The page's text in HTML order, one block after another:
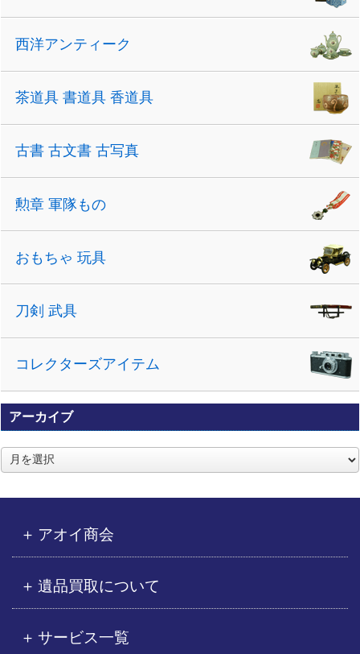
西洋アンティーク
茶道具 書道具 香道具
古書 古文書 古写真
勲章 軍隊もの
おもちゃ 玩具
刀剣 武具
コレクターズアイテム
アーカイブ
ア
ー
アオイ商会
遺品買取について
サービス一覧